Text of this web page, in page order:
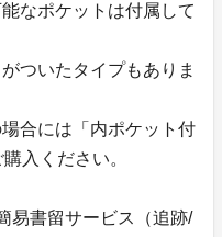
なポケットは付属して
ついたタイプもありま
合には「内ポケット付
入ください。
易書留サービス（追跡/